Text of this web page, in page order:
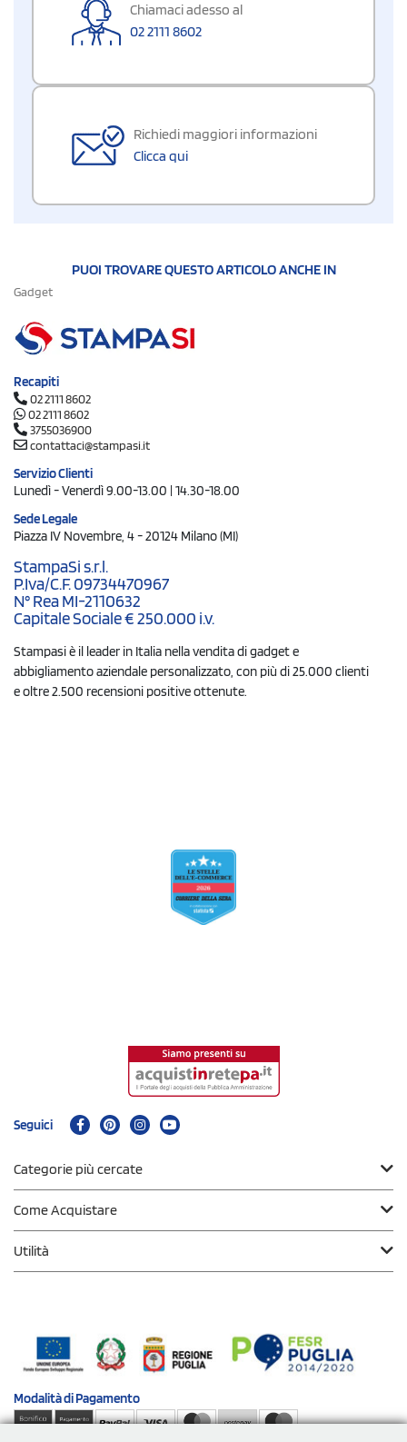
Chiamaci adesso al
02 2111 8602
Richiedi maggiori informazioni
Clicca qui
PUOI TROVARE QUESTO ARTICOLO ANCHE IN
Gadget
Recapiti
02 2111 8602
02 2111 8602
3755036900
contattaci@stampasi.it
Servizio Clienti
Lunedì - Venerdì 9.00-13.00 | 14.30-18.00
Sede Legale
Piazza IV Novembre, 4 - 20124 Milano (MI)
StampaSi s.r.l.
P.Iva/C.F. 09734470967
N° Rea MI-2110632
Capitale Sociale € 250.000 i.v.
Stampasi è il leader in Italia nella vendita di gadget e
abbigliamento aziendale personalizzato, con più di 25.000 clienti
e oltre 2.500 recensioni positive ottenute.
Seguici
Categorie più cercate
Come Acquistare
Utilità
Modalità diPagamento